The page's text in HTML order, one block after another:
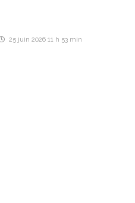
25 juin 2026 11 h 53 min